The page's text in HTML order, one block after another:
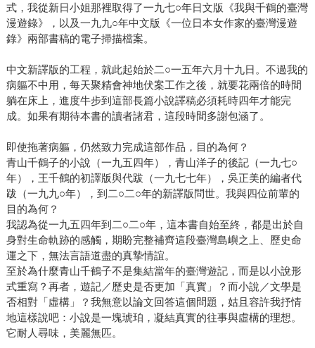
式，我從新日小姐那裡取得了一九七○年日文版《我與千鶴的臺灣
漫遊錄》，以及一九九○年中文版《一位日本女作家的臺灣漫遊
錄》兩部書稿的電子掃描檔案。
中文新譯版的工程，就此起始於二○一五年六月十九日。不過我的
病軀不中用，每天聚精會神地伏案工作之後，就要花兩倍的時間
躺在床上，進度牛步到這部長篇小說譯稿必須耗時四年才能完
成。如果有期待本書的讀者諸君，這段時間多謝包涵了。
即使拖著病軀，仍然致力完成這部作品，目的為何？
青山千鶴子的小說（一九五四年），青山洋子的後記（一九七○
年），王千鶴的初譯版與代跋（一九七七年），吳正美的編者代
跋（一九九○年），到二○二○年的新譯版問世。我與四位前輩的
目的為何？
我認為從一九五四年到二○二○年，這本書自始至終，都是出於自
身對生命軌跡的感觸，期盼完整補齊這段臺灣島嶼之上、歷史命
運之下，無法言語道盡的真摯情誼。
至於為什麼青山千鶴子不是集結當年的臺灣遊記，而是以小說形
式重寫？再者，遊記／歷史是否更加「真實」？而小說／文學是
否相對「虛構」？我無意以論文回答這個問題，姑且容許我抒情
地這樣說吧：小說是一塊琥珀，凝結真實的往事與虛構的理想。
它耐人尋味，美麗無匹。